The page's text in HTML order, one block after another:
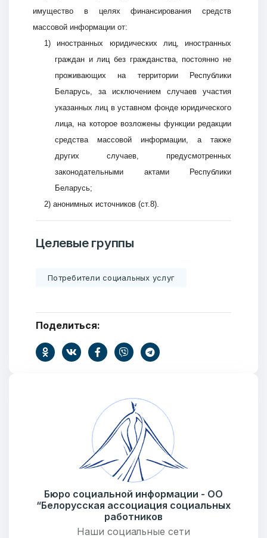
Добро пожаловать
Бюро социальной информации
Email:pr@basw-ngo.by
Тел./Факс: +375 (17) 235-04-48
имущество в целях финансирования средств
массовой информации от:
1) иностранных юридических лиц, иностранных
граждан и лиц без гражданства, постоянно не
проживающих на территории Республики
Беларусь, за исключением случаев участия
указанных лиц в уставном фонде юридического
лица, на которое возложены функции редакции
средства массовой информации, а также
других случаев, предусмотренных
законодательными актами Республики
Беларусь;
2) анонимных источников (ст.8).
Целевые группы
Потребители социальных услуг
Поделиться:
Бюро социальной информации - ОО
“Белорусская ассоциация социальных
работников
Наши социальные сети